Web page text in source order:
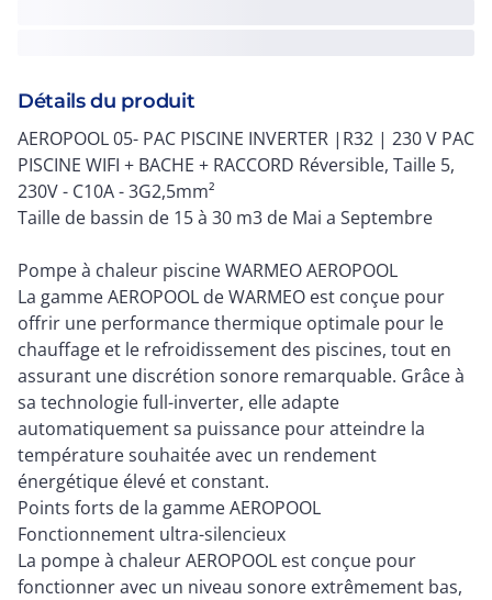
Détails du produit
AEROPOOL 05- PAC PISCINE INVERTER |R32 | 230 V PAC
PISCINE WIFI + BACHE + RACCORD Réversible, Taille 5,
230V - C10A - 3G2,5mm²
Taille de bassin de 15 à 30 m3 de Mai a Septembre
Pompe à chaleur piscine WARMEO AEROPOOL
La gamme AEROPOOL de WARMEO est conçue pour
offrir une performance thermique optimale pour le
chauffage et le refroidissement des piscines, tout en
assurant une discrétion sonore remarquable. Grâce à
sa technologie full-inverter, elle adapte
automatiquement sa puissance pour atteindre la
température souhaitée avec un rendement
énergétique élevé et constant.
Points forts de la gamme AEROPOOL
Fonctionnement ultra-silencieux
La pompe à chaleur AEROPOOL est conçue pour
fonctionner avec un niveau sonore extrêmement bas,